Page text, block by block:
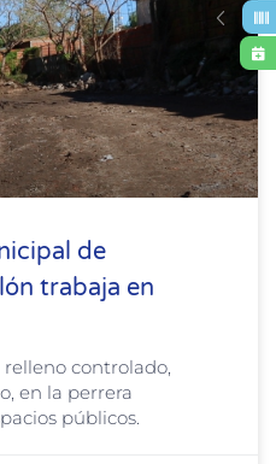
de
trabaja en
controlado,
en la perrera
públicos.